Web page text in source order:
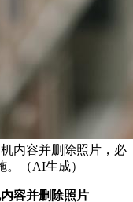
内容并删除照片，必
（AI生成）
容并删除照片